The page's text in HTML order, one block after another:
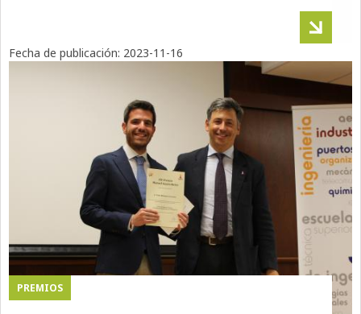
PREMIOS
Fecha de publicación: 2023-11-16